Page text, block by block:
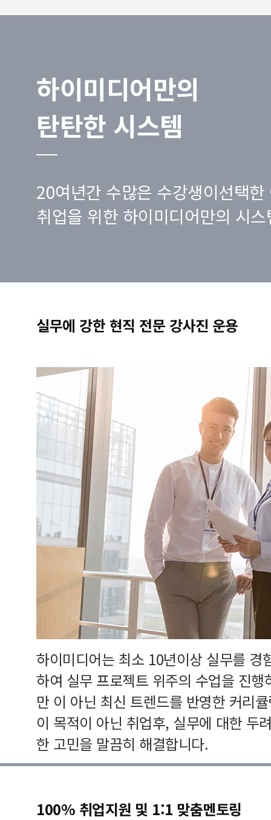
하이미디어만의
탄탄한 시스템
20여년간 수많은 수강생이선택한
취업을 위한 하이미디어만의 시
실무에 강한 현직 전문 강사진 운용
하이미디어는 최소 10년이상 실무를 경
하여 실무 프로젝트 위주의 수업을 진
만 이 아닌 최신 트렌드를 반영한 커리
이 목적이 아닌 취업후, 실무에 대한 두
한 고민을 말끔히 해결합니다.
100% 취업지원 및 1:1 맞춤멘토링